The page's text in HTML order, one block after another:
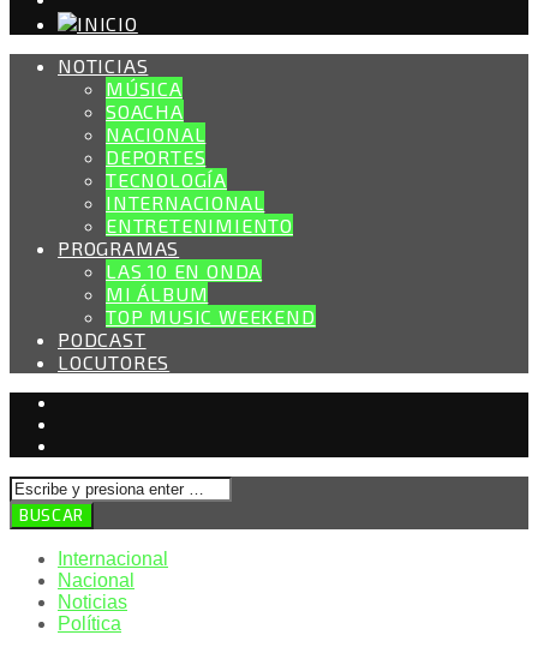
NOTICIAS
MÚSICA
SOACHA
NACIONAL
DEPORTES
TECNOLOGÍA
INTERNACIONAL
ENTRETENIMIENTO
PROGRAMAS
LAS 10 EN ONDA
MI ÁLBUM
TOP MUSIC WEEKEND
PODCAST
LOCUTORES
Internacional
Nacional
Noticias
Política